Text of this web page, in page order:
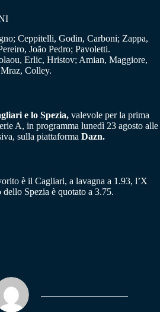
Ceppitelli, Godin, Carboni; Zappa,
João Pedro; Pavoletti.
Erlic, Hristov; Amian, Maggiore,
Colley.
e lo Spezia, valevole per la prima
A, in programma lunedì 23 agosto alle
sulla piattaforma Dazn.
è il Cagliari, a lavagna a 1.93, l’X
Spezia è quotato a 3.75.